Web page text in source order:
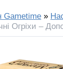
Gametime »
Огріхи –